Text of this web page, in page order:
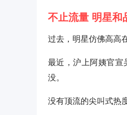
不止流量 明星和
过去，明星仿佛高高
最近，沪上阿姨官宣
没。
没有顶流的尖叫式热